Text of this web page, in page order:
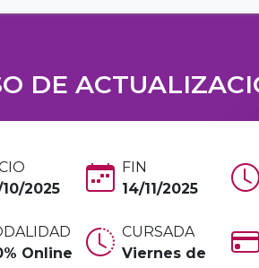
DE
2025
FIN
14/11/2025
Online
CURSADA
Viernes de